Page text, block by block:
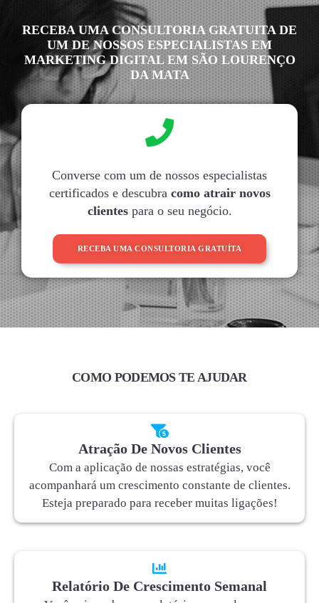
RECEBA UMA CONSULTORIA GRATUITA DE
UM DE NOSSOS ESPECIALISTAS EM
MARKETING DIGITAL EM SÃO LOURENÇO
DA MATA
Converse com um de nossos especialistas
certificados e descubra como atrair novos
clientespara o seu negócio.
RECEBA UMA CONSULTORIA GRATUÍTA
COMO PODEMOS TE AJUDAR
Atração De Novos Clientes
Com a aplicação de nossas estratégias, você
acompanhará um crescimento constante de clientes.
Esteja preparado para receber muitas ligações!
Relatório De Crescimento Semanal